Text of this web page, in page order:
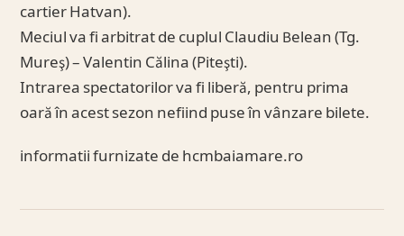
cartier Hatvan).
Meciul va fi arbitrat de cuplul Claudiu Belean (Tg.
Mureş) – Valentin Călina (Piteşti).
Intrarea spectatorilor va fi liberă, pentru prima
oară în acest sezon nefiind puse în vânzare bilete.
informatii furnizate de hcmbaiamare.ro